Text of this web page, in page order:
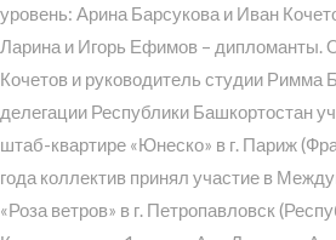
уровень: Арина Барсукова и Иван
Ларина и Игорь Ефимов – дипломанты.
Кочетов и руководитель студии Римма
делегации Республики Башкортостан
штаб-квартире «Юнеско» в г. Париж
года коллектив принял участие в
«Роза ветров» в г. Петропавловск